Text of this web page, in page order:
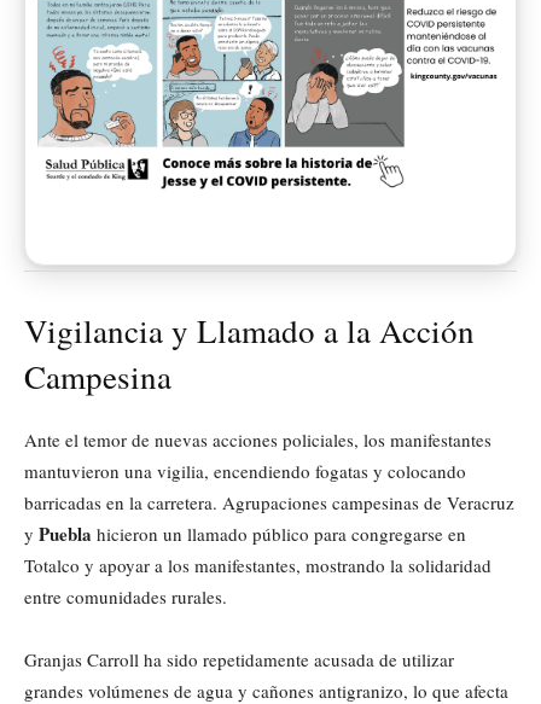
Vigilancia y Llamado a la Acción
Campesina
Ante el temor de nuevas acciones policiales, los manifestantes
mantuvieron una vigilia, encendiendo fogatas y colocando
barricadas en la carretera. Agrupaciones campesinas de Veracruz
y Puebla hicieron un llamado público para congregarse en
Totalco y apoyar a los manifestantes, mostrando la solidaridad
entre comunidades rurales.
Granjas Carroll ha sido repetidamente acusada de utilizar
grandes volúmenes de agua y cañones antigranizo, lo que afecta